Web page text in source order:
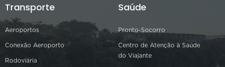
Transporte
Aeroportos
Conexão Aeroporto
Rodoviária
Saúde
Pronto-Socorro
Centro de Atenção à Saúde
do Viajante